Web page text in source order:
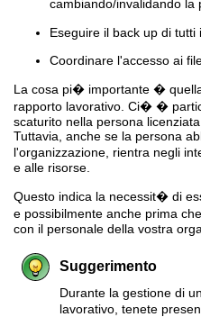
cambiando/invalidando la
Eseguire il back up di
Coordinare l'accesso ai
La cosa pi� importante �
rapporto lavorativo. Ci� �
scaturito nella persona
Tuttavia, anche se la persona
l'organizzazione, rientra negli
e alle risorse.
Questo indica la necessit� di
e possibilmente anche prima
con il personale della vostra
Suggerimento
Durante la gestione di
lavorativo, tenete